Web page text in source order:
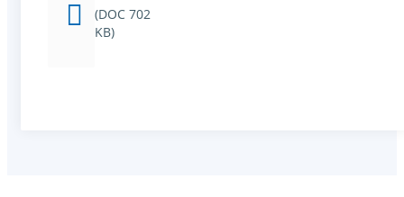
(DOC 702
KB)